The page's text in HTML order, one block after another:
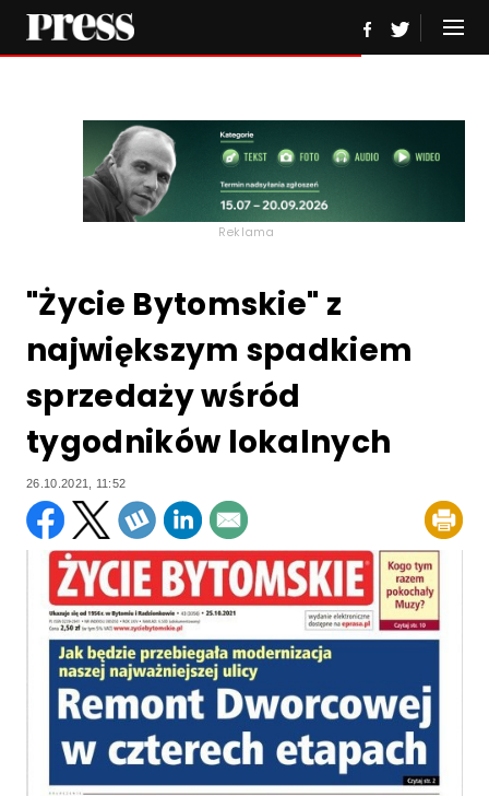
Reklama
"Życie Bytomskie" z
największym spadkiem
sprzedaży wśród
tygodników lokalnych
26.10.2021, 11:52